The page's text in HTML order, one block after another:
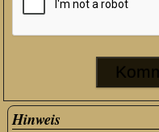
Hinweis